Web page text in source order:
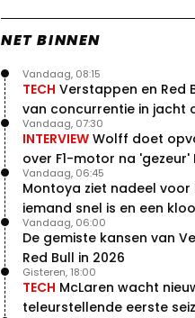
NET BINNEN
TECH Verstappen en Red
van concurrentie in jacht
Vandaag, 08:15
INTERVIEW Wolff doet
over F1-motor na 'gezeur'
Vandaag, 07:30
Montoya ziet nadeel voor
iemand snel is en een
Vandaag, 06:45
De gemiste kansen van
Red Bull in 2026
Vandaag, 06:00
TECH McLaren wacht
teleurstellende eerste
Gisteren, 18:00